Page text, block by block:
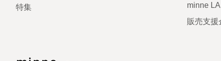
特集
minne
販売支援